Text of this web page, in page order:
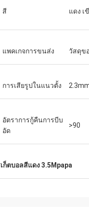
สี แดง เ
แพคเกจการขนส่ง วัสดุข
การเสียรูปในแนวตั้ง
อัตราการกู้คืนการบีบ
อัด
>90
ก็ตบอลสีแดง 3.5Mpapa